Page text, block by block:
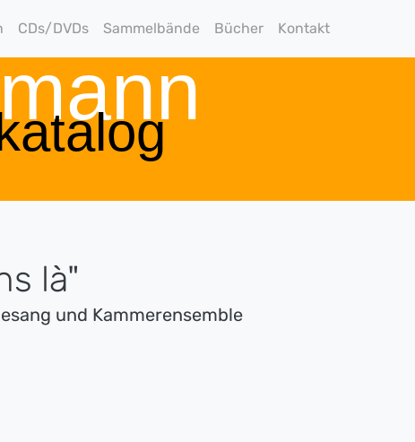
CDs/DVDs Sammelbände Bücher Kontakt
là"
und Kammerensemble